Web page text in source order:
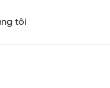
tôi